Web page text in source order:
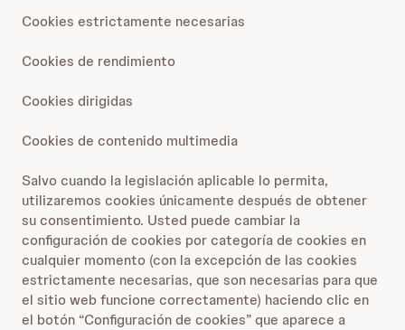
Cookies estrictamente necesarias
Cookies de rendimiento
Cookies dirigidas
Cookies de contenido multimedia
Salvo cuando la legislación aplicable lo permita,
utilizaremos cookies únicamente después de obtener
su consentimiento. Usted puede cambiar la
configuración de cookies por categoría de cookies en
cualquier momento (con la excepción de las cookies
estrictamente necesarias, que son necesarias para que
el sitio web funcione correctamente) haciendo clic en
el botón “Configuración de cookies” que aparece a